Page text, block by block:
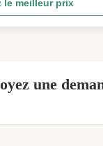
2D qui brille
fonctionnelle
le meilleur prix
une